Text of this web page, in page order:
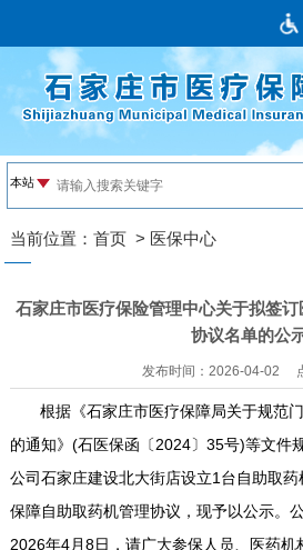
当前位置： 首页> 医保中心
石家庄市医疗保险管理中心关于拟签
协议名单的公
发布时间：2026-04-02
根据《石家庄市医疗保障局关于规范
的通知》(石医保函〔2024〕35号)等文件
公司石家庄建设北大街店设立1台自助取
保障自助取药机管理协议，现予以公示。
2026年4月8日，请广大参保人员、医药机